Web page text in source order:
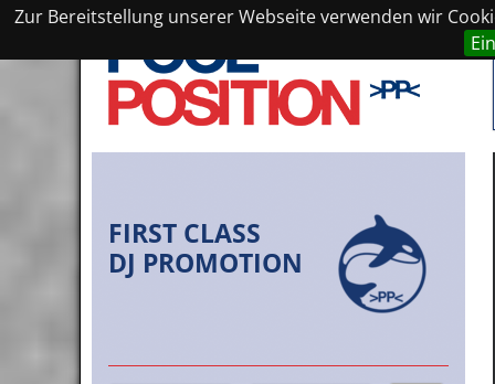
Zur Bereitstellung unserer Webseite verwenden wir
FIRST CLASS
DJ PROMOTION